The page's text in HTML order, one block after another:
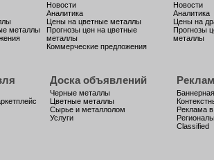
металлы
Новости
Аналитика
Цены на цветные металлы
Прогнозы цен на цветные
металлы
Коммерческие предложения
Новости
Аналитика
Цены на
Прогнозы
металлы
Доска объявлений
Черные металлы
Цветные металлы
Сырье и металлолом
Услуги
Реклама
Classified